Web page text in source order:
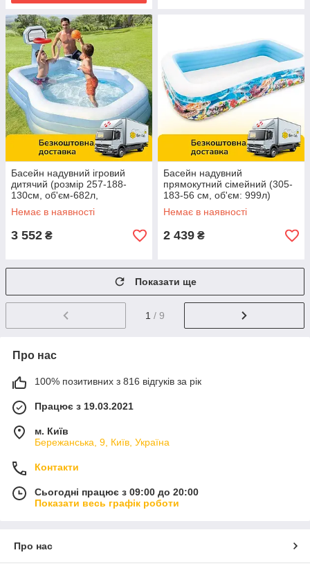
Басейн надувний ігровий
дитячий (розмір 257-188-
130см, об'єм-682л,
ремкомплект) Intex 57183
Немає в наявності
3 552 ₴
Басейн надувний
прямокутний сімейний (305-
183-56 см, об'єм: 999л)
Bestway 58485
Немає в наявності
2 439 ₴
Показати ще
1 / 9
Про нас
100% позитивних з 816 відгуків за рік
Працює з 19.03.2021
м. Київ
Бережанська, 9, Київ, Україна
Контакти
Сьогодні працює з 09:00 до 20:00
Показати весь графік роботи
Про нас